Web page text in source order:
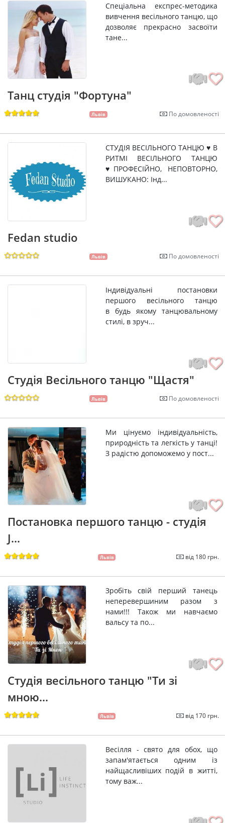
Спеціальна експрес-методика
вивчення весільного танцю, що
дозволяє прекрасно засвоїти
тане...
Танц студія "Фортуна"
Львів По домовленості
СТУДІЯ ВЕСІЛЬНОГО ТАНЦЮ ♥ В
РИТМІ ВЕСІЛЬНОГО ТАНЦЮ
♥ПРОФЕСІЙНО, НЕПОВТОРНО,
ВИШУКАНО: Інд...
Fedan studio
Львів По домовленості
Індивідуальні постановки
першого весільного танцю
в будь якому танцювальному
стилі, в зруч...
Студія Весільного танцю "Щастя"
Львів По домовленості
Ми цінуємо індивідуальність,
природність та легкість у танці!
З радістю допоможемо у пост...
Постановка першого танцю - студія
J...
Львів від 180 грн.
Зробіть свій перший танець
неперевершиним разом з
нами!!! Також ми навчаємо
вальсу та по...
Студія весільного танцю "Ти зі
мною...
Львів від 170 грн.
Весілля - свято для обох, що
запам'ятається одним із
найщасливіших подій в житті,
тому важ...